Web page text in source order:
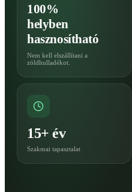
100%
helyben
hasznosítható
Nem kell elszállítani a
zöldhulladékot.
15+ év
Szakmai tapasztalat